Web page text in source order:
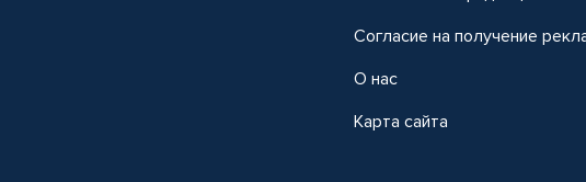
Согласие на получение
О нас
Карта сайта